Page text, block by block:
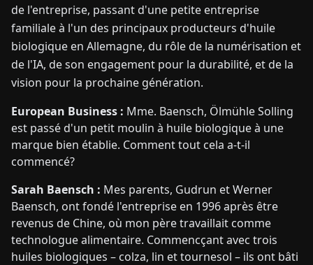
de l'entreprise, passant d'une petite entreprise
familiale à l'un des principaux producteurs d'huile
biologique en Allemagne, du rôle de la numérisation et
de l'IA, de son engagement pour la durabilité, et de la
vision pour la prochaine génération.
European Business : Mme. Baensch, Ölmühle Solling
est passé d'un petit moulin à huile biologique à une
marque bien établie. Comment tout cela a-t-il
commencé?
Sarah Baensch : Mes parents, Gudrun et Werner
Baensch, ont fondé l'entreprise en 1996 après être
revenus de Chine, où mon père travaillait comme
technologue alimentaire. Commencçant avec trois
huiles biologiques – colza, lin et tournesol – ils ont bâti